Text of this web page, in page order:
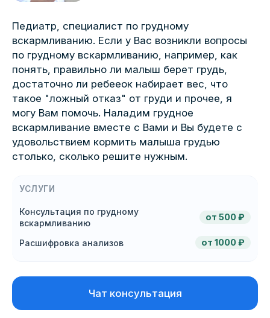
Педиатр, специалист по грудному
вскармливанию. Если у Вас возникли вопросы
по грудному вскармливанию, например, как
понять, правильно ли малыш берет грудь,
достаточно ли ребееок набирает вес, что
такое "ложный отказ" от груди и прочее, я
могу Вам помочь. Наладим грудное
вскармливание вместе с Вами и Вы будете с
удовольствием кормить малыша грудью
столько, сколько решите нужным.
УСЛУГИ
Консультация по грудному
вскармливанию
от 500 ₽
Расшифровка анализов от 1000 ₽
Чат консультация